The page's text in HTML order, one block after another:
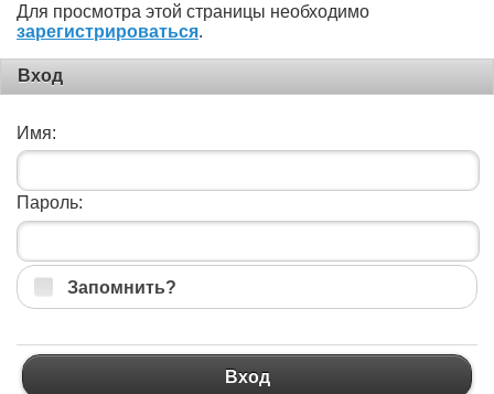
Для просмотра этой страницы необходимо
зарегистрироваться.
Вход
Имя:
Пароль:
Запомнить?
Вход